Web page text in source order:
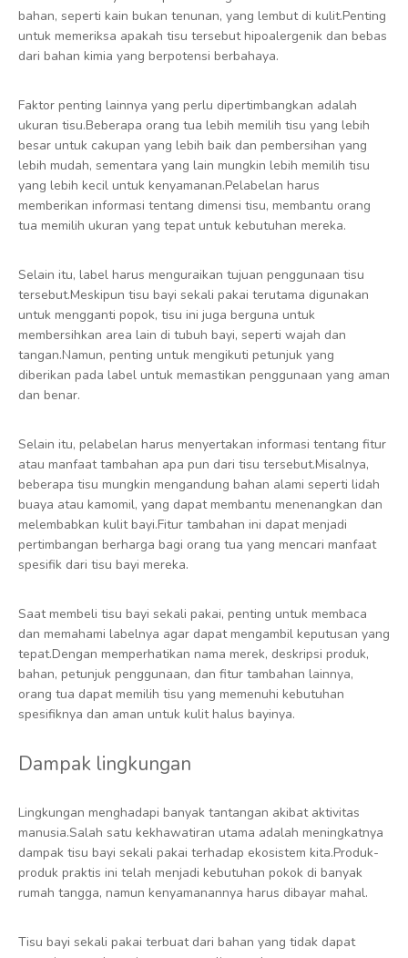
bahan, seperti kain bukan tenunan, yang lembut di kulit.Penting
untuk memeriksa apakah tisu tersebut hipoalergenik dan bebas
dari bahan kimia yang berpotensi berbahaya.
Faktor penting lainnya yang perlu dipertimbangkan adalah
ukuran tisu.Beberapa orang tua lebih memilih tisu yang lebih
besar untuk cakupan yang lebih baik dan pembersihan yang
lebih mudah, sementara yang lain mungkin lebih memilih tisu
yang lebih kecil untuk kenyamanan.Pelabelan harus
memberikan informasi tentang dimensi tisu, membantu orang
tua memilih ukuran yang tepat untuk kebutuhan mereka.
Selain itu, label harus menguraikan tujuan penggunaan tisu
tersebut.Meskipun tisu bayi sekali pakai terutama digunakan
untuk mengganti popok, tisu ini juga berguna untuk
membersihkan area lain di tubuh bayi, seperti wajah dan
tangan.Namun, penting untuk mengikuti petunjuk yang
diberikan pada label untuk memastikan penggunaan yang aman
dan benar.
Selain itu, pelabelan harus menyertakan informasi tentang fitur
atau manfaat tambahan apa pun dari tisu tersebut.Misalnya,
beberapa tisu mungkin mengandung bahan alami seperti lidah
buaya atau kamomil, yang dapat membantu menenangkan dan
melembabkan kulit bayi.Fitur tambahan ini dapat menjadi
pertimbangan berharga bagi orang tua yang mencari manfaat
spesifik dari tisu bayi mereka.
Saat membeli tisu bayi sekali pakai, penting untuk membaca
dan memahami labelnya agar dapat mengambil keputusan yang
tepat.Dengan memperhatikan nama merek, deskripsi produk,
bahan, petunjuk penggunaan, dan fitur tambahan lainnya,
orang tua dapat memilih tisu yang memenuhi kebutuhan
spesifiknya dan aman untuk kulit halus bayinya.
Dampak lingkungan
Lingkungan menghadapi banyak tantangan akibat aktivitas
manusia.Salah satu kekhawatiran utama adalah meningkatnya
dampak tisu bayi sekali pakai terhadap ekosistem kita.Produk-
produk praktis ini telah menjadi kebutuhan pokok di banyak
rumah tangga, namun kenyamanannya harus dibayar mahal.
Tisu bayi sekali pakai terbuat dari bahan yang tidak dapat